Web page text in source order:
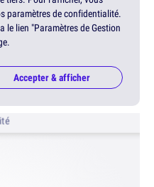
paramètres de confidentialité.
le lien "Paramètres de Gestion
Accepter & afficher